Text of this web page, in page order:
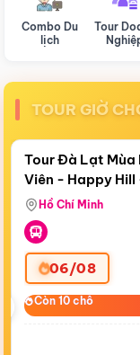
Combo Du
lịch
Tour
TOUR GIỜ
Còn18:35:33
Tour Đà Lạt Mùa
Viên - Happy Hill
Hồ Chí Minh
06/08
Còn 10 chỗ
Còn 10 chỗ